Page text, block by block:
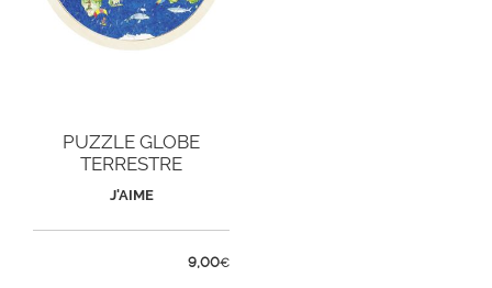
PUZZLE GLOBE
TERRESTRE
J'AIME
9,00€